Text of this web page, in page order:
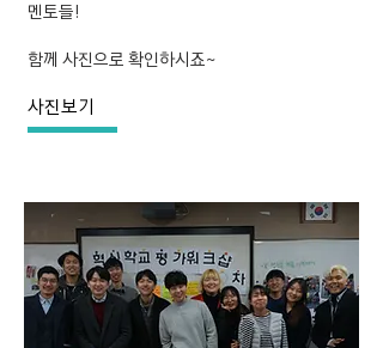
멘토들!
함께 사진으로 확인하시죠~
사진보기